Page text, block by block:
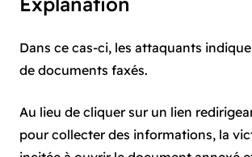
Dans ce cas-ci, les attaquants
de documents faxés.
Au lieu de cliquer sur un lien
pour collecter des informations, la